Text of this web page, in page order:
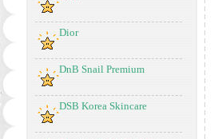
Dior
DnB Snail Premium
DSB Korea Skincare